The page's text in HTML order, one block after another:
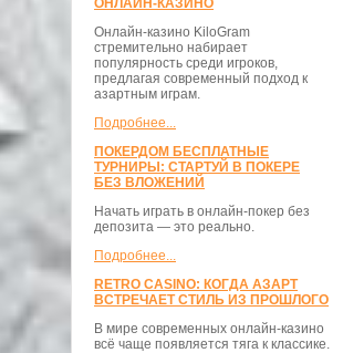
ОНЛАЙН-КАЗИНО
Онлайн-казино KiloGram
стремительно набирает
популярность среди игроков,
предлагая современный подход к
азартным играм.
Подробнее...
ПОКЕРДОМ БЕСПЛАТНЫЕ
ТУРНИРЫ: СТАРТУЙ В ПОКЕРЕ
БЕЗ ВЛОЖЕНИЙ
Начать играть в онлайн-покер без
депозита — это реально.
Подробнее...
RETRO CASINO: КОГДА АЗАРТ
ВСТРЕЧАЕТ СТИЛЬ ИЗ ПРОШЛОГО
В мире современных онлайн-казино
всё чаще появляется тяга к классике.